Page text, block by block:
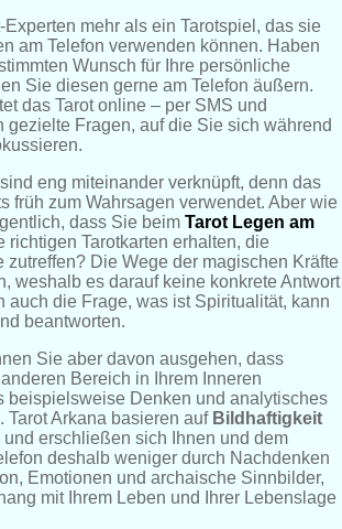
Experten mehr als ein Tarotspiel, das sie
am Telefon verwenden können. Haben
Wunsch für Ihre persönliche
Sie diesen gerne am Telefon äußern.
das Tarot online – per SMS und
gezielte Fragen, auf die Sie sich während
sind eng miteinander verknüpft, denn das
früh zum Wahrsagen verwendet. Aber wie
dass Sie beim Tarot Legen am
richtigen Tarotkarten erhalten, die
zutreffen? Die Wege der magischen Kräfte
weshalb es darauf keine konkrete Antwort
auch die Frage, was ist Spiritualität, kann
beantworten.
Sie aber davon ausgehen, dass
Bereich in Ihrem Inneren
beispielsweise Denken und analytisches
Tarot Arkana basieren auf Bildhaftigkeit
und erschließen sich Ihnen und dem
deshalb weniger durch Nachdenken
Emotionen und archaische Sinnbilder,
mit Ihrem Leben und Ihrer Lebenslage